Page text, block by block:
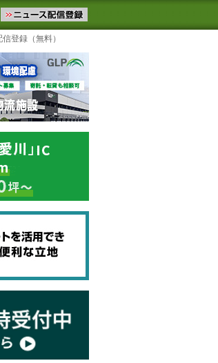
す。物流ニュースメール配信を登録す
く見るテーマ
登録（無料）